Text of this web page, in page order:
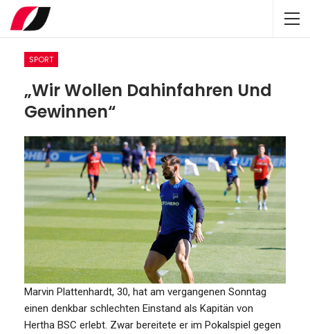
SPORT
„Wir Wollen Dahinfahren Und
Gewinnen“
Marvin Plattenhardt, 30, hat am vergangenen Sonntag
einen denkbar schlechten Einstand als Kapitän von
Hertha BSC erlebt. Zwar bereitete er im Pokalspiel gegen